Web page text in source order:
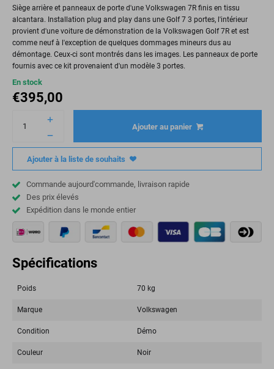
Siège arrière et panneaux de porte d'une Volkswagen 7R finis en tissu
alcantara. Installation plug and play dans une Golf 7 3 portes, l'intérieur
provient d'une voiture de démonstration de la Volkswagen Golf 7R et est
comme neuf à l'exception de quelques dommages mineurs dus au
démontage. Ceux-ci sont montrés dans les images. Les panneaux de porte
fournis avec ce kit provenaient d'un modèle 3 portes.
En stock
€395,00
Ajouter au panier
Ajouter à la liste de souhaits
Commande aujourd'commande, livraison rapide
Des prix élevés
Expédition dans le monde entier
Spécifications
Poids 70 kg
Marque Volkswagen
Condition Démo
Couleur Noir